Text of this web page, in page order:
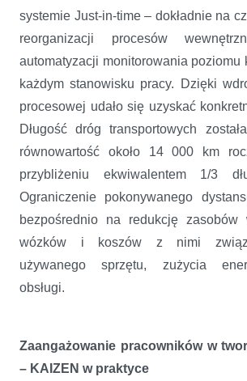
systemie Just-in-time – dokładnie na
reorganizacji procesów
automatyzacji monitorowania poziomu
każdym stanowisku pracy. Dzięki
procesowej udało się uzyskać
Długość dróg transportowych
równowartość około 14 000 km
przybliżeniu ekwiwalentem 1/3
Ograniczenie pokonywanego
bezpośrednio na redukcję
wózków i koszów z nimi
używanego sprzętu, zużycia
obsługi.
Zaangażowanie pracowników w
– KAIZEN w praktyce